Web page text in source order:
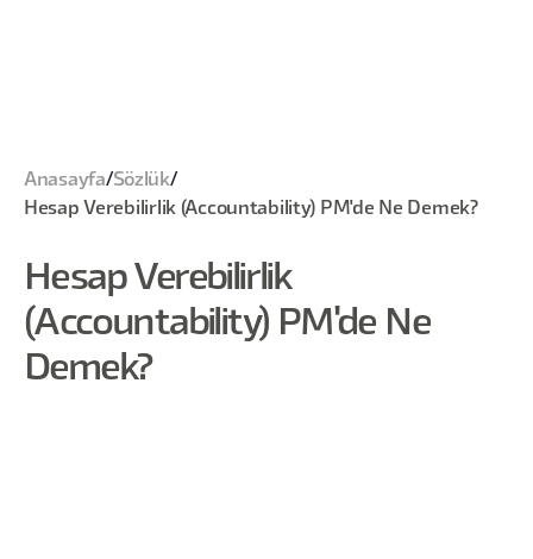
Anasayfa/Sözlük/
Hesap Verebilirlik (Accountability) PM'de Ne Demek?
Hesap Verebilirlik
(Accountability) PM'de Ne
Demek?